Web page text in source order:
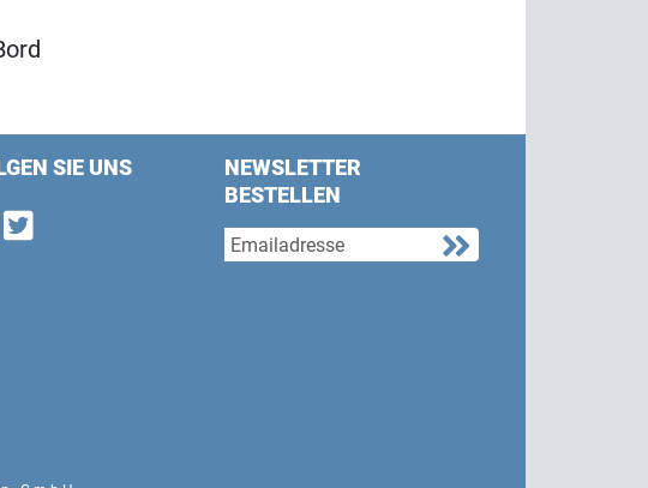
SIE UNS
us on Facebook
Follow us on Twitter
NEWSLETTER
BESTELLEN